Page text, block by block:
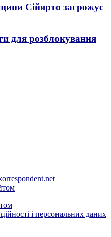
Сійярто загрожує
для розблокування
і персональних даних